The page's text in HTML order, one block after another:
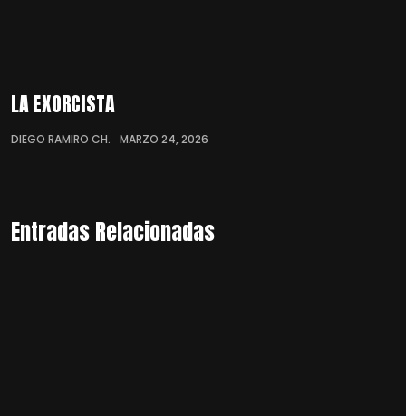
LA EXORCISTA
DIEGO RAMIRO CH. MARZO 24, 2026
Entradas Relacionadas